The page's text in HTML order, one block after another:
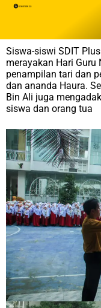
Siswa-siswi SDIT
merayakan Hari Guru
penampilan tari dan
dan ananda Haura.
Bin Ali juga
siswa dan orang tua